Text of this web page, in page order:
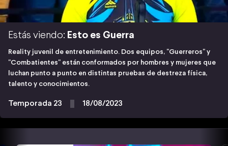
Estás viendo: Esto es Guerra
Reality juvenil de entretenimiento. Dos equipos, "Guerreros" y
"Combatientes" están conformados por hombres y mujeres que
luchan punto a punto en distintas pruebas de destreza física,
talento y conocimientos.
Temporada 23 18/08/2023